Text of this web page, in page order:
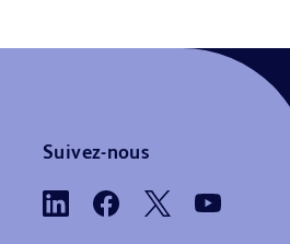
Suivez-nous